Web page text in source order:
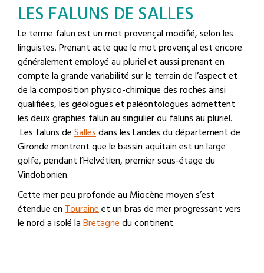
LES FALUNS DE SALLES
Le terme falun est un mot provençal modifié, selon les
linguistes. Prenant acte que le mot provençal est encore
généralement employé au pluriel et aussi prenant en
compte la grande variabilité sur le terrain de l’aspect et
de la composition physico-chimique des roches ainsi
qualifiées, les géologues et paléontologues admettent
les deux graphies falun au singulier ou faluns au pluriel.
Les faluns deSallesdans les Landes du département de
Gironde montrent que le bassin aquitain est un large
golfe, pendant l’Helvétien, premier sous-étage du
Vindobonien.
Cette mer peu profonde au Miocène moyen s’est
étendue enTouraineet un bras de mer progressant vers
le nord a isolé laBretagnedu continent.